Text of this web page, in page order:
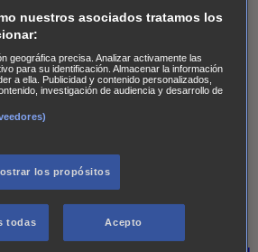
Circuito cerrado
Alert: Unidad
blanco Hannibal Daños y Perjuicios
Sex Three PinesAccused Carter
Blindspot Coyote
Ajuste de Cuentas
Mentes Criminales Candice Renoir
Bulletproof Annika Lincoln Rhyme:
nuestros asociados tratamos los
geográfica precisa. Analizar activamente las
para su identificación. Almacenar la información
a ella. Publicidad y contenido personalizados,
investigación de audiencia y desarrollo de
los propósitos
todas Acepto